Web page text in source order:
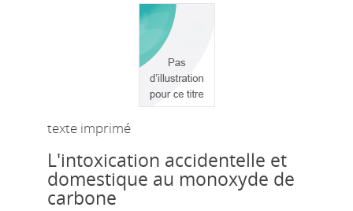
texte imprimé
L'intoxication accidentelle et
domestique au monoxyde de
carbone